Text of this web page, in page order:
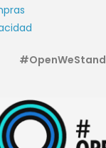
#OpenWeStand